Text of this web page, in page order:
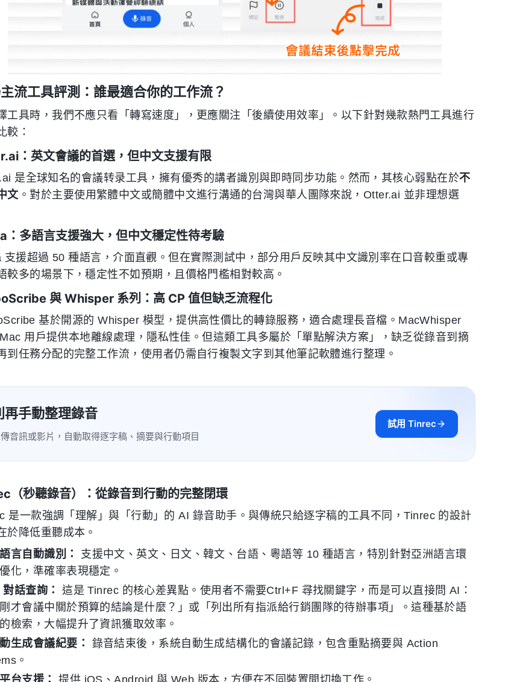
流工具評測：誰最適合你的工作流？
工具時，我們不應只看「轉寫速度」，更應關注「後續使用效率」。以下針對幾款熱門工具進行
較：
：英文會議的首選，但中文支援有限
是全球知名的會議转录工具，擁有優秀的講者識別與即時同步功能。然而，其核心弱點在於不
文。對於主要使用繁體中文或簡體中文進行溝通的台灣與華人團隊來說，Otter.ai 並非理想選
：多語言支援強大，但中文穩定性待考驗
支援超過 50 種語言，介面直觀。但在實際測試中，部分用戶反映其中文識別率在口音較重或專
較多的場景下，穩定性不如預期，且價格門檻相對較高。
與 Whisper 系列：高 CP 值但缺乏流程化
基於開源的 Whisper 模型，提供高性價比的轉錄服務，適合處理長音檔。MacWhisper
用戶提供本地離線處理，隱私性佳。但這類工具多屬於「單點解決方案」，缺乏從錄音到摘
到任務分配的完整工作流，使用者仍需自行複製文字到其他筆記軟體進行整理。
再手動整理錄音
傳音訊或影片，自動取得逐字稿、摘要與行動項目
試用 Tinrec
（秒聽錄音）：從錄音到行動的完整閉環
是一款強調「理解」與「行動」的 AI 錄音助手。與傳統只給逐字稿的工具不同，Tinrec 的設計
於降低重聽成本。
言自動識別：
支援中文、英文、日文、韓文、台語、粵語等 10 種語言，特別針對亞洲語言環
化，準確率表現穩定。
話查詢：
這是 Tinrec 的核心差異點。使用者不需要Ctrl+F 尋找關鍵字，而是可以直接問 AI：
剛才會議中關於預算的結論是什麼？」或「列出所有指派給行銷團隊的待辦事項」。這種基於語
檢索，大幅提升了資訊獲取效率。
生成會議紀要：
錄音結束後，系統自動生成結構化的會議記錄，包含重點摘要與 Action
。
台支援：
提供 iOS、Android 與 Web 版本，方便在不同裝置間切換工作。